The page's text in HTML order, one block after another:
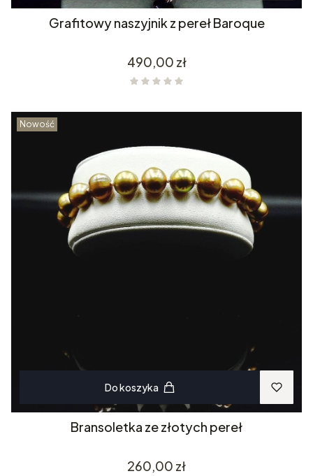
Grafitowy naszyjnik z pereł Baroque
Cena
490,00 zł
Nowość
Do koszyka
Bransoletka ze złotych pereł
Cena
260,00 zł